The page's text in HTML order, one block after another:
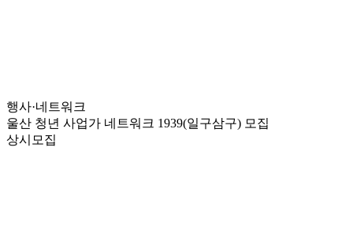
행사·네트워크
울산 청년 사업가 네트워크 1939(일구삼구) 모집
상시모집